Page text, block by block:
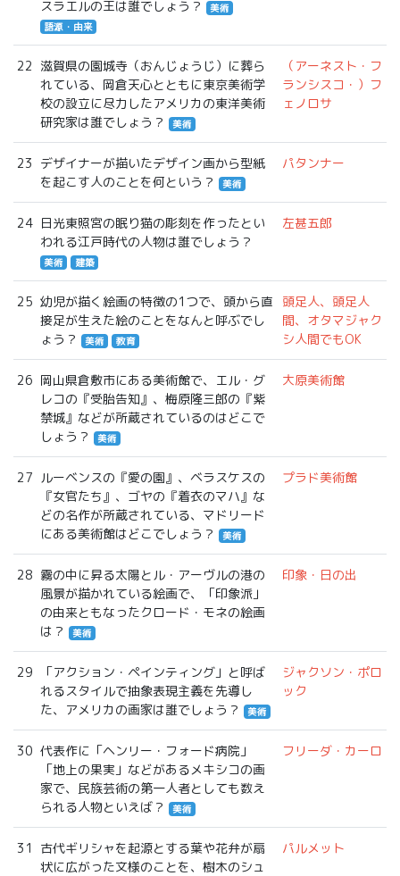
スラエルの王は誰でしょう？
美術
語源・由来
22 滋賀県の園城寺（おんじょうじ）に葬ら
れている、岡倉天心とともに東京美術学
校の設立に尽力したアメリカの東洋美術
研究家は誰でしょう？
美術
（アーネスト・フ
ランシスコ・）フ
ェノロサ
23 デザイナーが描いたデザイン画から型紙
を起こす人のことを何という？
美術
パタンナー
24 日光東照宮の眠り猫の彫刻を作ったとい
われる江戸時代の人物は誰でしょう？
美術 建築
左甚五郎
25 幼児が描く絵画の特徴の1つで、頭から直
接足が生えた絵のことをなんと呼ぶでし
ょう？
美術 教育
頭足人、頭足人
間、オタマジャク
シ人間でもOK
26 岡山県倉敷市にある美術館で、エル・グ
レコの『受胎告知』、梅原隆三郎の『紫
禁城』などが所蔵されているのはどこで
しょう？
美術
大原美術館
27 ルーベンスの『愛の園』、ベラスケスの
『女官たち』、ゴヤの『着衣のマハ』な
どの名作が所蔵されている、マドリード
にある美術館はどこでしょう？
美術
プラド美術館
28 霧の中に昇る太陽とル・アーヴルの港の
風景が描かれている絵画で、「印象派」
の由来ともなったクロード・モネの絵画
は？
美術
印象・日の出
29
「アクション・ペインティング」と呼ば
れるスタイルで抽象表現主義を先導し
た、アメリカの画家は誰でしょう？
美術
ジャクソン・ポロ
ック
30 代表作に「ヘンリー・フォード病院」
「地上の果実」などがあるメキシコの画
家で、民族芸術の第一人者としても数え
られる人物といえば？
美術
フリーダ・カーロ
31
古代ギリシャを起源とする葉や花弁が扇
状に広がった文様のことを、樹木のシュ
パルメット